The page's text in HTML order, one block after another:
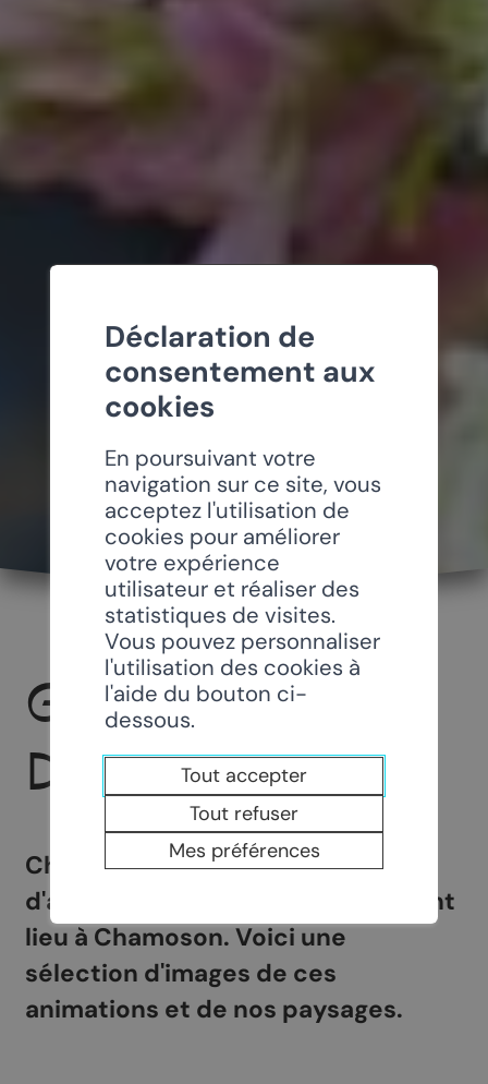
GALERIES
D’IMAGES
Chaque année, un panel varié
d'activités et de manifestations ont
lieu à Chamoson. Voici une
sélection d'images de ces
animations et de nos paysages.
Déclaration de
consentement aux
cookies
En poursuivant votre
navigation sur ce site, vous
acceptez l'utilisation de
cookies pour améliorer
votre expérience
utilisateur et réaliser des
statistiques de visites.
Vous pouvez personnaliser
l'utilisation des cookies à
l'aide du bouton ci-
dessous.
Tout accepter
Tout refuser
Mes préférences